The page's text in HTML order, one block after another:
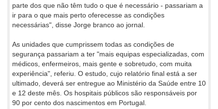
parte dos que não têm tudo o que é necessário - passariam a
ir para o que mais perto oferecesse as condições
necessárias", disse Jorge branco ao jornal.
As unidades que cumprissem todas as condições de
segurança passariam a ter "mais equipas especializadas, com
médicos, enfermeiros, mais gente e sobretudo, com muita
experiência", referiu. O estudo, cujo relatório final está a ser
ultimado, deverá ser entregue ao Ministério da Saúde entre 10
e 12 deste mês. Os hospitais públicos são responsáveis por
90 por cento dos nascimentos em Portugal.